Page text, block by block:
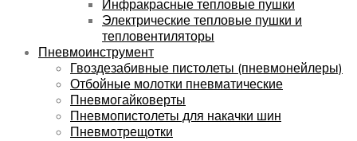
Инфракрасные тепловые пушки
Электрические тепловые пушки и
тепловентиляторы
Пневмоинструмент
Гвоздезабивные пистолеты (пневмонейлеры)
Отбойные молотки пневматические
Пневмогайковерты
Пневмопистолеты для накачки шин
Пневмотрещотки